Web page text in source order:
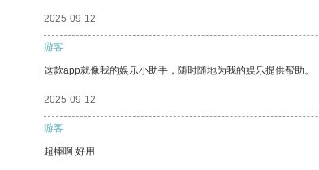
2025-09-12
游客
这款app就像我的娱乐小助手，随时随地为我的娱乐提供帮助。
2025-09-12
游客
超棒啊 好用